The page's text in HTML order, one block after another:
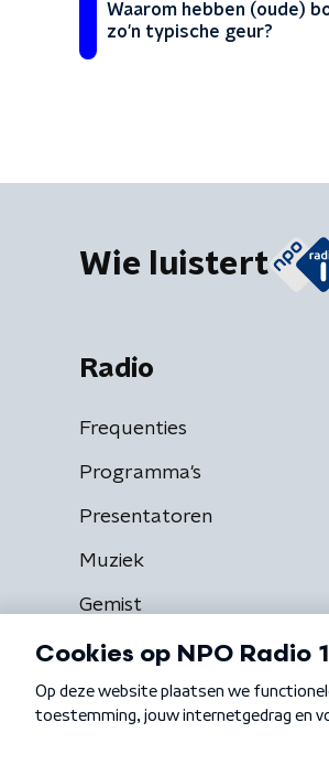
Waarom hebben (oude)
zo'n typische geur?
Wie luistert
Radio
Frequenties
Programma's
Presentatoren
Muziek
Gemist
Algemene voorwaarden